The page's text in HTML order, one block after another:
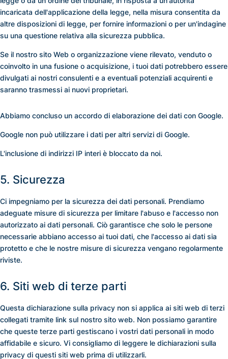
incaricata dell'applicazione della legge, nella misura consentita da
altre disposizioni di legge, per fornire informazioni o per un'indagine
su una questione relativa alla sicurezza pubblica.
Se il nostro sito Web o organizzazione viene rilevato, venduto o
coinvolto in una fusione o acquisizione, i tuoi dati potrebbero essere
divulgati ai nostri consulenti e a eventuali potenziali acquirenti e
saranno trasmessi ai nuovi proprietari.
Abbiamo concluso un accordo di elaborazione dei dati con Google.
Google non può utilizzare i dati per altri servizi di Google.
L'inclusione di indirizzi IP interi è bloccato da noi.
5. Sicurezza
Ci impegniamo per la sicurezza dei dati personali. Prendiamo
adeguate misure di sicurezza per limitare l'abuso e l'accesso non
autorizzato ai dati personali. Ciò garantisce che solo le persone
necessarie abbiano accesso ai tuoi dati, che l'accesso ai dati sia
protetto e che le nostre misure di sicurezza vengano regolarmente
riviste.
6. Siti web di terze parti
Questa dichiarazione sulla privacy non si applica ai siti web di terzi
collegati tramite link sul nostro sito web. Non possiamo garantire
che queste terze parti gestiscano i vostri dati personali in modo
affidabile e sicuro. Vi consigliamo di leggere le dichiarazioni sulla
privacy di questi siti web prima di utilizzarli.